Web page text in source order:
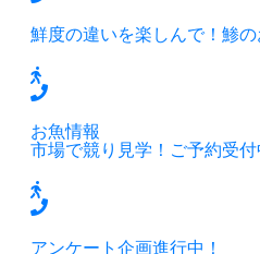
鮮度の違いを楽しんで！鯵
お魚情報
市場で競り見学！ご予約受
アンケート企画進行中！